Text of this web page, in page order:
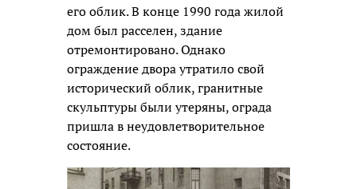
его облик. В конце 1990 года жилой
дом был расселен, здание
отремонтировано. Однако
ограждение двора утратило свой
исторический облик, гранитные
скульптуры были утеряны, ограда
пришла в неудовлетворительное
состояние.